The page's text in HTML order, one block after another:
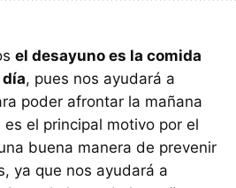
el desayuno es la comida
, pues nos ayudará a
poder afrontar la mañana
el principal motivo por el
buena manera de prevenir
ya que nos ayudará a